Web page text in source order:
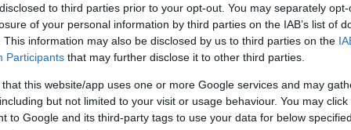
to third parties prior to your opt-out. You may separately
of your personal information by third parties on the IAB’s list of
This information may also be disclosed by us to third parties on the
Participants that may further disclose it to other third parties.
that this website/app uses one or more Google services and may
but not limited to your visit or usage behaviour. You may
to Google and its third-party tags to use your data for below
με την Μπάγερν Μονάχου για την απόκτηση του
ενώ έχει ήδη συμφωνήσει με τη Λεβερκούζεν για